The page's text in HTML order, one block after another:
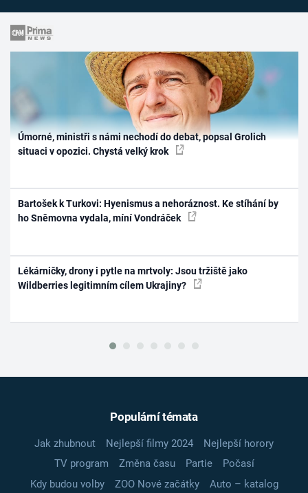
Úmorné, ministři s námi nechodí do debat, popsal Grolich
situaci v opozici. Chystá velký krok
Bartošek k Turkovi: Hyenismus a nehoráznost. Ke stíhání by
ho Sněmovna vydala, míní Vondráček
Lékárničky, drony i pytle na mrtvoly: Jsou tržiště jako
Wildberries legitimním cílem Ukrajiny?
Populární témata
Jak zhubnout Nejlepší filmy 2024
Nejlepší horory
TV program
Změna času Partie
Počasí
Kdy budou volby
ZOO Nové začátky
Auto – katalog